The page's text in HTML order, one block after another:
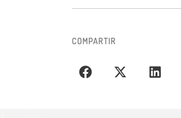
COMPARTIR